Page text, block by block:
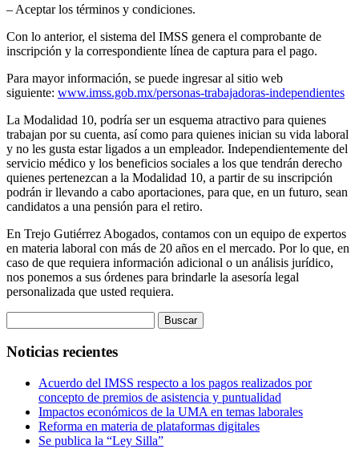
– Aceptar los términos y condiciones.
Con lo anterior, el sistema del IMSS genera el comprobante de
inscripción y la correspondiente línea de captura para el pago.
Para mayor información, se puede ingresar al sitio web
siguiente: www.imss.gob.mx/personas-trabajadoras-independientes
La Modalidad 10, podría ser un esquema atractivo para quienes
trabajan por su cuenta, así como para quienes inician su vida laboral
y no les gusta estar ligados a un empleador. Independientemente del
servicio médico y los beneficios sociales a los que tendrán derecho
quienes pertenezcan a la Modalidad 10, a partir de su inscripción
podrán ir llevando a cabo aportaciones, para que, en un futuro, sean
candidatos a una pensión para el retiro.
En Trejo Gutiérrez Abogados, contamos con un equipo de expertos
en materia laboral con más de 20 años en el mercado. Por lo que, en
caso de que requiera información adicional o un análisis jurídico,
nos ponemos a sus órdenes para brindarle la asesoría legal
personalizada que usted requiera.
Noticias recientes
Acuerdo del IMSS respecto a los pagos realizados por
concepto de premios de asistencia y puntualidad
Impactos económicos de la UMA en temas laborales
Reforma en materia de plataformas digitales
Se publica la “Ley Silla”